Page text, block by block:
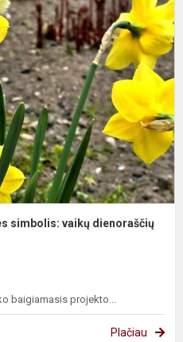
simbolis: vaikų dienoraščių
baigiamasis projekto...
Plačiau